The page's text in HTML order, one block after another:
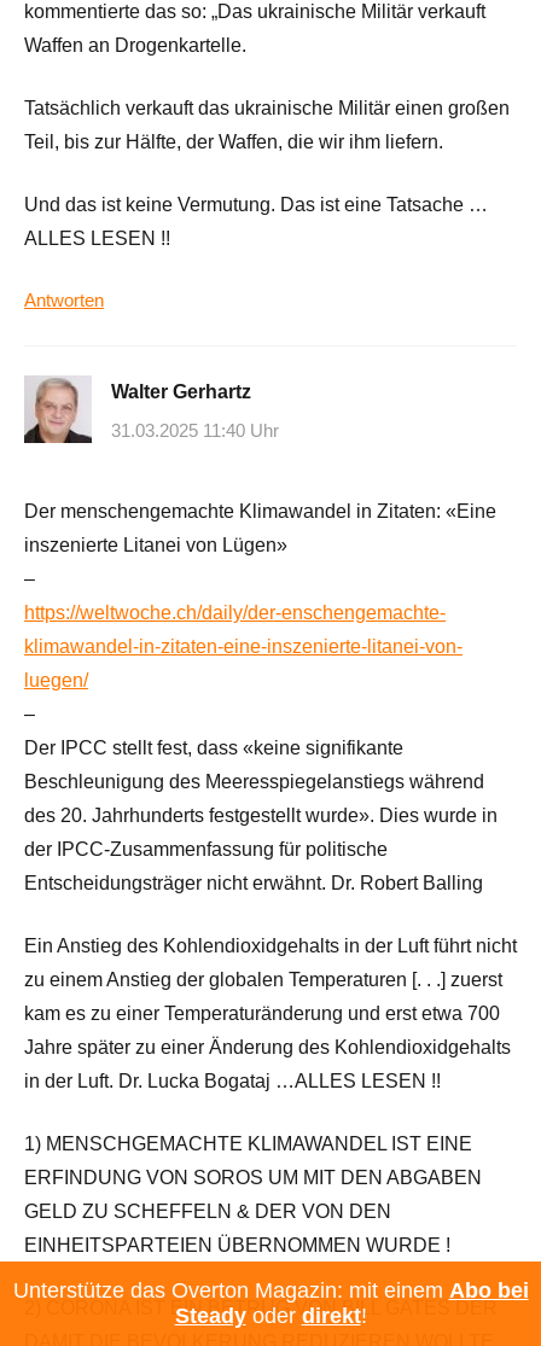
kommentierte das so: „Das ukrainische Militär verkauft
Waffen an Drogenkartelle.
Tatsächlich verkauft das ukrainische Militär einen großen
Teil, bis zur Hälfte, der Waffen, die wir ihm liefern.
Und das ist keine Vermutung. Das ist eine Tatsache …
ALLES LESEN !!
Antworten
Walter Gerhartz
31.03.2025 11:40 Uhr
Der menschengemachte Klimawandel in Zitaten: «Eine
inszenierte Litanei von Lügen»
–
https://weltwoche.ch/daily/der-enschengemachte-
klimawandel-in-zitaten-eine-inszenierte-litanei-von-
luegen/
–
Der IPCC stellt fest, dass «keine signifikante
Beschleunigung des Meeresspiegelanstiegs während
des 20. Jahrhunderts festgestellt wurde». Dies wurde in
der IPCC-Zusammenfassung für politische
Entscheidungsträger nicht erwähnt. Dr. Robert Balling
Ein Anstieg des Kohlendioxidgehalts in der Luft führt nicht
zu einem Anstieg der globalen Temperaturen [. . .] zuerst
kam es zu einer Temperaturänderung und erst etwa 700
Jahre später zu einer Änderung des Kohlendioxidgehalts
in der Luft. Dr. Lucka Bogataj …ALLES LESEN !!
1) MENSCHGEMACHTE KLIMAWANDEL IST EINE
ERFINDUNG VON SOROS UM MIT DEN ABGABEN
GELD ZU SCHEFFELN & DER VON DEN
EINHEITSPARTEIEN ÜBERNOMMEN WURDE !
2) CORONA IST EIN BETRUG VON BILL GATES DER
Unterstütze das Overton Magazin: mit einem Abo bei
Steadyoder direkt!